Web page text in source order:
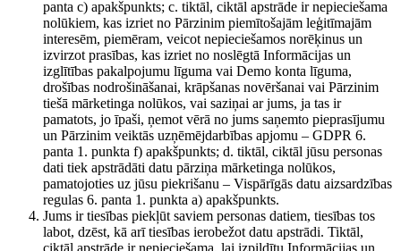
panta c) apakšpunkts; c. tiktāl, ciktāl apstrāde ir nepieciešama
nolūkiem, kas izriet no Pārzinim piemītošajām leģitīmajām
interesēm, piemēram, veicot nepieciešamos norēķinus un
izvirzot prasības, kas izriet no noslēgtā Informācijas un
izglītības pakalpojumu līguma vai Demo konta līguma,
drošības nodrošināšanai, krāpšanas novēršanai vai Pārzinim
tiešā mārketinga nolūkos, vai saziņai ar jums, ja tas ir
pamatots, jo īpaši, ņemot vērā no jums saņemto pieprasījumu
un Pārzinim veiktās uzņēmējdarbības apjomu – GDPR 6.
panta 1. punkta f) apakšpunkts; d. tiktāl, ciktāl jūsu personas
dati tiek apstrādāti datu pārziņa mārketinga nolūkos,
pamatojoties uz jūsu piekrišanu – Vispārīgās datu aizsardzības
regulas 6. panta 1. punkta a) apakšpunkts.
Jums ir tiesības piekļūt saviem personas datiem, tiesības tos
labot, dzēst, kā arī tiesības ierobežot datu apstrādi. Tiktāl,
ciktāl apstrāde ir nepieciešama, lai izpildītu Informācijas un